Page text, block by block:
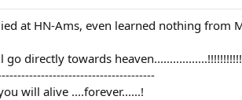
at HN-Ams, even learned nothing from
go directly towards
will alive ....forever......!